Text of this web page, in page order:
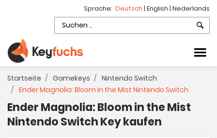
Sprache: Deutsch | English | Nederlands
Startseite Gamekeys
Nintendo Switch
Ender Magnolia: Bloom in the Mist Nintendo Switch
Ender Magnolia: Bloom in the Mist
Nintendo Switch Key kaufen